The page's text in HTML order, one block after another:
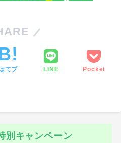
てブ LINE Pocket
別キャンペーン